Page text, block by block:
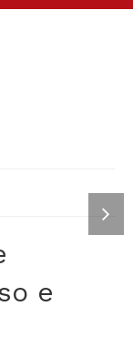
IMPIEGHI
E PER
DI CANTIERI
e